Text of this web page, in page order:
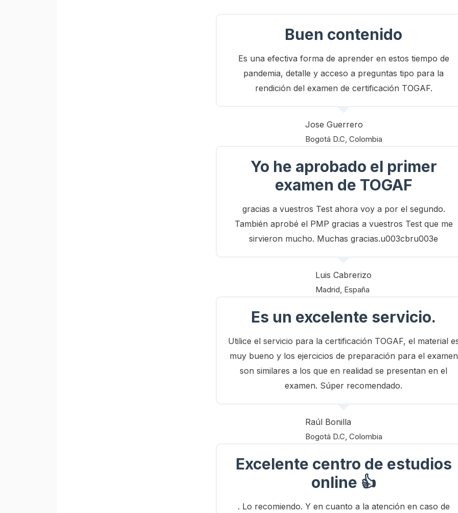
Buen contenido
Es una efectiva forma de aprender en estos tiempo de
pandemia, detalle y acceso a preguntas tipo para la
rendición del examen de certificación TOGAF.
Jose Guerrero
Bogotá D.C, Colombia
Yo he aprobado el primer
examen de TOGAF
gracias a vuestros Test ahora voy a por el segundo.
También aprobé el PMP gracias a vuestros Test que me
sirvieron mucho. Muchas gracias.u003cbru003e
Luis Cabrerizo
Madrid, España
Es un excelente servicio.
Utilice el servicio para la certificación TOGAF, el material
muy bueno y los ejercicios de preparación para el examen
son similares a los que en realidad se presentan en el
examen. Súper recomendado.
Raúl Bonilla
Bogotá D.C, Colombia
Excelente centro de estudios
online 👍
. Lo recomiendo. Y en cuanto a la atención en caso de